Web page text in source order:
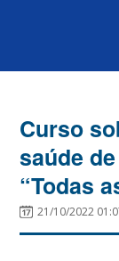
Curso
saúde
“Todas
21/10/2022